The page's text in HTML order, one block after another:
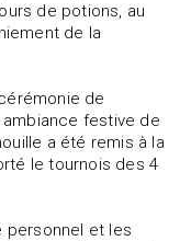
de potions, au
de la
de
festive de
a été remis à la
le tournois des 4
personnel et les